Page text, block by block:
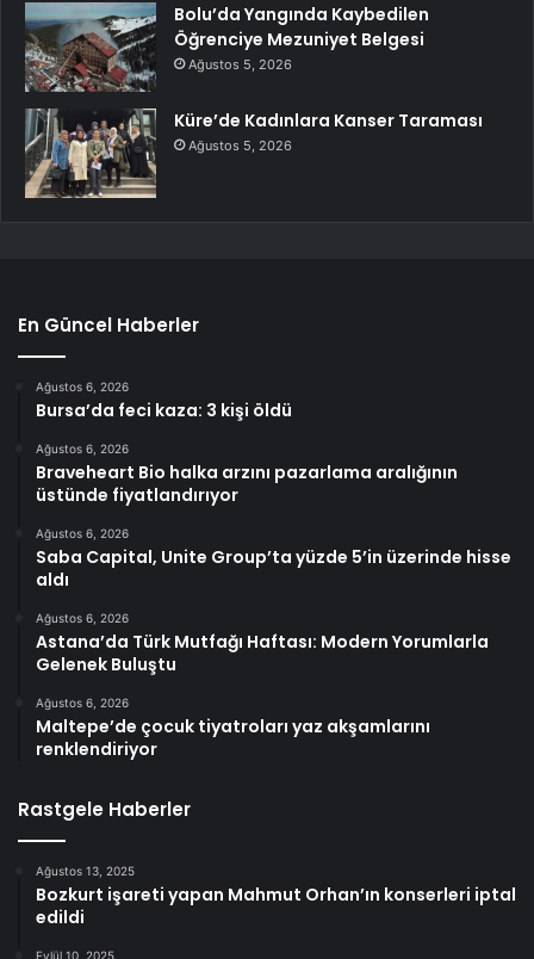
Bolu’da Yangında Kaybedilen
Öğrenciye Mezuniyet Belgesi
Ağustos 5, 2026
Küre’de Kadınlara Kanser Taraması
Ağustos 5, 2026
En Güncel Haberler
Ağustos 6, 2026
Bursa’da feci kaza: 3 kişi öldü
Ağustos 6, 2026
Braveheart Bio halka arzını pazarlama aralığının
üstünde fiyatlandırıyor
Ağustos 6, 2026
Saba Capital, Unite Group’ta yüzde 5’in üzerinde hisse
aldı
Ağustos 6, 2026
Astana’da Türk Mutfağı Haftası: Modern Yorumlarla
Gelenek Buluştu
Ağustos 6, 2026
Maltepe’de çocuk tiyatroları yaz akşamlarını
renklendiriyor
Rastgele Haberler
Ağustos 13, 2025
Bozkurt işareti yapan Mahmut Orhan’ın konserleri iptal
edildi
Eylül 10, 2025